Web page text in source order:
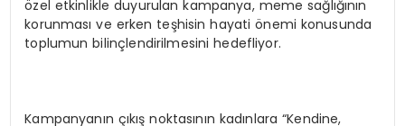
özel etkinlikle duyurulan kampanya, meme sağlığının
korunması ve erken teşhisin hayati önemi konusunda
toplumun bilinçlendirilmesini hedefliyor.
Kampanyanın çıkış noktasının kadınlara “Kendine,